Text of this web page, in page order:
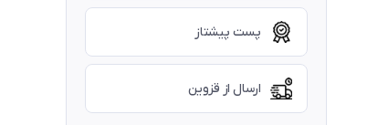
پست پیشتاز
ارسال از قزوین